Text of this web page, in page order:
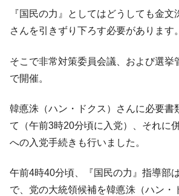
『国民の力』としてはどうしても金文
さんを引きずり下ろす必要があります。
そこで非常対策委員会議、および選挙
で開催。
韓悳洙（ハン・ドクス）さんに必要書
て（午前3時20分頃に入党）、それに
への入党手続きも行いました。
午前4時40分頃、『国民の力』指導部
で、党の大統領候補を韓悳洙（ハン・